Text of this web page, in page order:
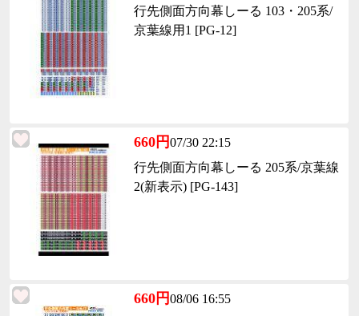
行先側面方向幕しーる 103・205系/
京葉線用1 [PG-12]
660円07/30 22:15
行先側面方向幕しーる 205系/京葉線
2(新表示) [PG-143]
660円08/06 16:55